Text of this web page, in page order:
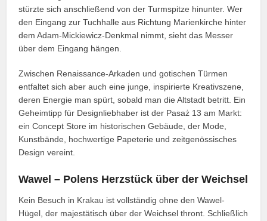
stürzte sich anschließend von der Turm­spitze hinunter. Wer
den Eingang zur Tuch­halle aus Richtung Marienkirche hinter
dem Adam-Mickiewicz-Denkmal nimmt, sieht das Messer
über dem Eingang hängen.
Zwischen Renaissance-Arkaden und gotischen Türmen
entfaltet sich aber auch eine junge, inspirierte Kreativszene,
deren Energie man spürt, sobald man die Altstadt betritt. Ein
Geheimtipp für Designliebhaber ist der Pasaż 13 am Markt:
ein Concept Store im historischen Gebäude, der Mode,
Kunstbände, hochwertige Papeterie und zeitgenössisches
Design vereint.
Wawel – Polens Herzstück über der Weichsel
Kein Besuch in Krakau ist vollständig ohne den Wawel-
Hügel, der majestätisch über der Weichsel thront. Schließlich